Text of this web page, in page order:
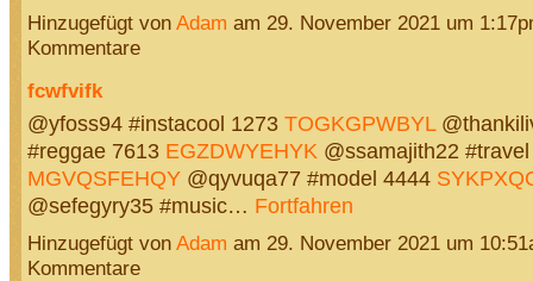
Hinzugefügt von Adam am 29. November 2021 um
Kommentare
fcwfvifk
@yfoss94 #instacool 1273 TOGKGPWBYL
#reggae 7613 EGZDWYEHYK@ssamajith22 #travel
MGVQSFEHQY@qyvuqa77 #model 4444
@sefegyry35 #music… Fortfahren
Hinzugefügt von Adam am 29. November 2021 um
Kommentare